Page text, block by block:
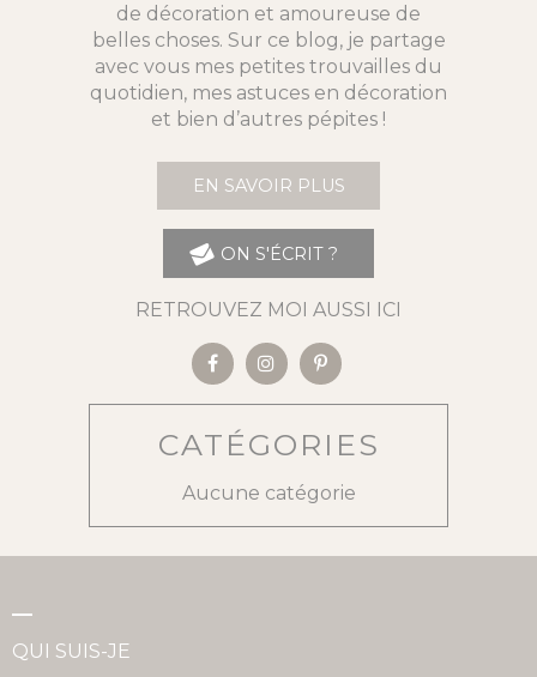
de décoration et amoureuse de
belles choses. Sur ce blog, je partage
avec vous mes petites trouvailles du
quotidien, mes astuces en décoration
et bien d’autres pépites !
EN SAVOIR PLUS
ON S'ÉCRIT ?
RETROUVEZ MOI AUSSI ICI
CATÉGORIES
Aucune catégorie
QUI SUIS-JE